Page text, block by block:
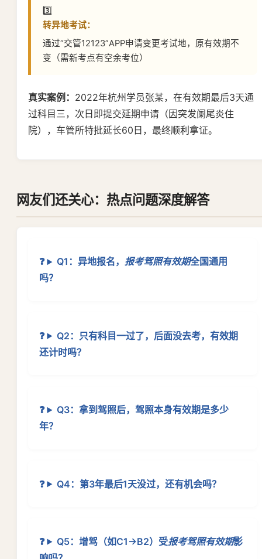
3️⃣
转异地考试：
通过“交管12123”APP申请变更考试地，原有效期不
变（需新考点有空余考位）
真实案例： 2022年杭州学员张某，在有效期最后3天通
过科目三，次日即提交延期申请（因突发阑尾炎住
院），车管所特批延长60日，最终顺利拿证。
网友们还关心：热点问题深度解答
Q1：异地报名，报考驾照有效期全国通用
吗？
Q2：只有科目一过了，后面没去考，有效期
还计时吗？
Q3：拿到驾照后，驾照本身有效期是多少
年？
Q4：第3年最后1天没过，还有机会吗？
Q5：增驾（如C1→B2）受报考驾照有效期影